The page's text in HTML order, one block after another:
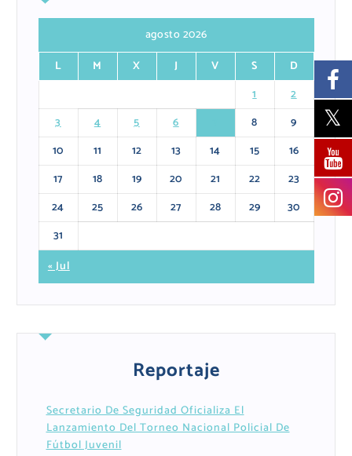
agosto 2026
L
M X J V S
D
1
2
3
4 5 6 8
9
10
11 12 13 14 15
16
17
18 19 20 21 22
23
24
25 26 27 28 29
30
31
« Jul
Reportaje
Secretario De Seguridad Oficializa El
Lanzamiento Del Torneo Nacional Policial De
Fútbol Juvenil